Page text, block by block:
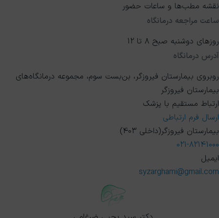
نقشه مطب‌ها و ساعات حضور
ساعت مراجعه درمانگاه
روزهای دوشنبه صبح 8 تا 12
آدرس درمانگاه
روبروی بیمارستان فیروزگر، بن‌بست سوم، مجموعه درمانگاه‌های
بیمارستان فیروزگر
ارتباط مستقیم با پزشک
ارسال فرم ارتباطی
بیمارستان فیروزگر(داخلی 403)
021-82141000
ایمیل
syzarghami@gmail.com